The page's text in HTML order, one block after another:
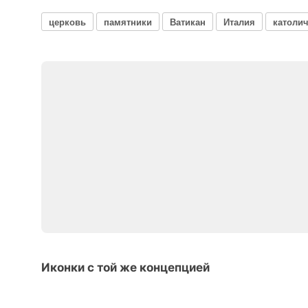
церковь памятники Ватикан Италия
Иконки с той же концепцией